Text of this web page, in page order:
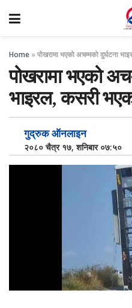
Home »पोखरामा भएको अचम्मको दुर्घटना
पोखरामा भएको
भाइरल, कसरी
गुद्रुक ऑनलाइन
२०८० चैत्र १७, शनिबार ०७:५०